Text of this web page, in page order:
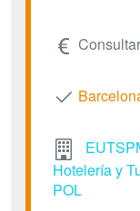
Consultar
Hotelería y
POL